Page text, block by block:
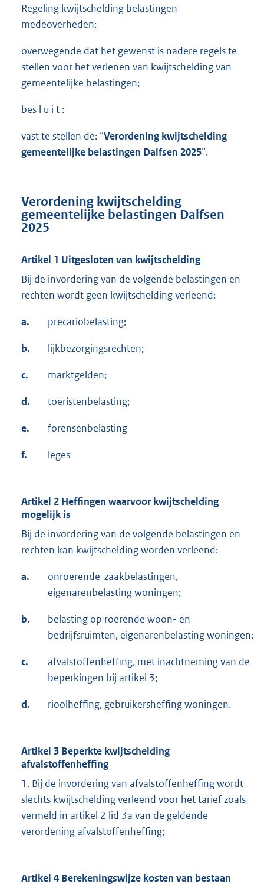
Regeling kwijtschelding belastingen
medeoverheden;
overwegende dat het gewenst is nadere regels te
stellen voor het verlenen van kwijtschelding van
gemeentelijke belastingen;
bes l u i t :
vast te stellen de: “Verordening kwijtschelding
gemeentelijke belastingen Dalfsen 2025”.
Verordening kwijtschelding
gemeentelijke belastingen Dalfsen
2025
Artikel 1 Uitgesloten van kwijtschelding
Bij de invordering van de volgende belastingen en
rechten wordt geen kwijtschelding verleend:
a. precariobelasting;
b. lijkbezorgingsrechten;
c. marktgelden;
d. toeristenbelasting;
e. forensenbelasting
f. leges
Artikel 2 Heffingen waarvoor kwijtschelding
mogelijk is
Bij de invordering van de volgende belastingen en
rechten kan kwijtschelding worden verleend:
a.
onroerende-zaakbelastingen,
eigenarenbelasting woningen;
b.
belasting op roerende woon- en
bedrijfsruimten, eigenarenbelasting woningen;
c.
afvalstoffenheffing, met inachtneming van de
beperkingen bij artikel 3;
d. rioolheffing, gebruikersheffing woningen.
Artikel 3 Beperkte kwijtschelding
afvalstoffenheffing
1. Bij de invordering van afvalstoffenheffing wordt
slechts kwijtschelding verleend voor het tarief zoals
vermeld in artikel 2 lid 3a van de geldende
verordening afvalstoffenheffing;
Artikel 4 Berekeningswijze kosten van bestaan